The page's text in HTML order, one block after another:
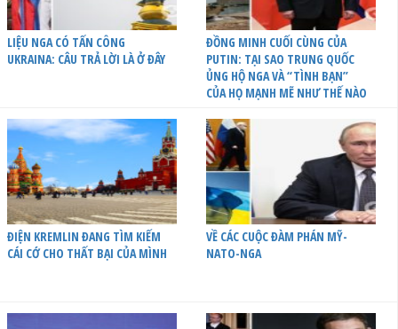
LIỆU NGA CÓ TẤN CÔNG
UKRAINA: CÂU TRẢ LỜI LÀ Ở ĐÂY
ĐỒNG MINH CUỐI CÙNG CỦA
PUTIN: TẠI SAO TRUNG QUỐC
ỦNG HỘ NGA VÀ “TÌNH BẠN”
CỦA HỌ MẠNH MẼ NHƯ THẾ NÀO
ĐIỆN KREMLIN ĐANG TÌM KIẾM
CÁI CỚ CHO THẤT BẠI CỦA MÌNH
VỀ CÁC CUỘC ĐÀM PHÁN MỸ-
NATO-NGA